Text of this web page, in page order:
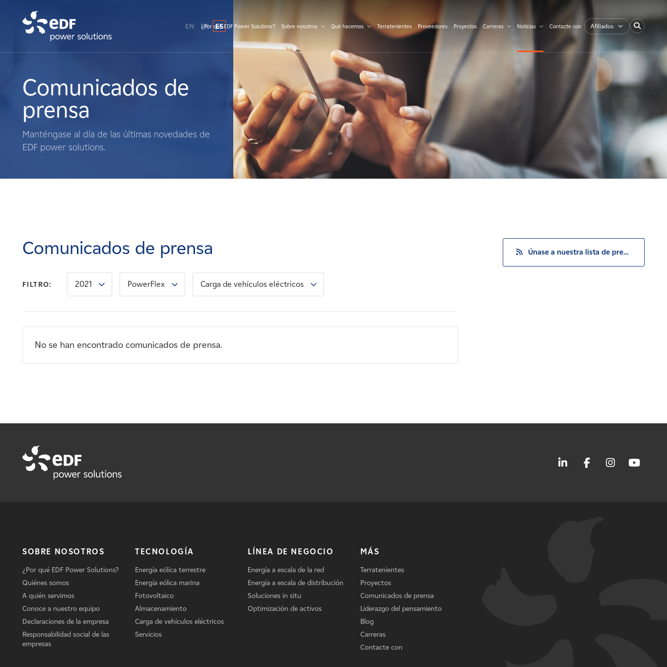
Qué hacemos
Terratenientes
Noticias
Contacte con
EN FR ES
¿Por qué EDF Power Solutions? Sobre nosotros Qué hacemos Terratenientes Proveedores Proyectos Carreras Noticias Contacte con Afiliados
Comunicados de
prensa
Manténgase al día de las últimas novedades de
EDF power solutions.
Comunicados de prensa
FILTRO: 2021 PowerFlex Carga de vehículos eléctricos
No se han encontrado comunicados de prensa.
Únase a nuestra lista de prensa
SOBRE NOSOTROS
¿Por qué EDF Power Solutions?
Quiénes somos
A quién servimos
Conoce a nuestro equipo
Declaraciones de la empresa
Responsabilidad social de las
empresas
TECNOLOGÍA
Energía eólica terrestre
Energía eólica marina
Fotovoltaico
Almacenamiento
Carga de vehículos eléctricos
Servicios
LÍNEA DE NEGOCIO
Energía a escala de la red
Energía a escala de distribución
Soluciones in situ
Optimización de activos
MÁS
Terratenientes
Proyectos
Comunicados de prensa
Liderazgo del pensamiento
Blog
Carreras
Contacte con